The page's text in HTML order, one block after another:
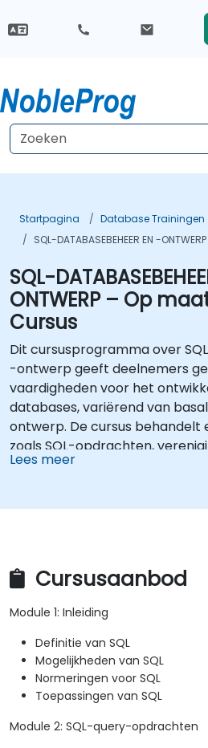
Startpagina Database Trainingen
SQL-DATABASEBEHEER EN -
SQL-
ONTWERP – Op
Cursus
Dit cursusprogramma over
-ontwerp geeft deelnemers
vaardigheden voor het
databases, variërend van
ontwerp. De cursus behandelt
zoals SQL-opdrachten,
aggregatiefuncties en het
databasearchitecturen te
opleveren.
Lees meer
Cursusaanbod
Module 1: Inleiding
Definitie van SQL
Mogelijkheden van SQL
Normeringen voor SQL
Toepassingen van SQL
Module 2: SQL-query-opdrachten